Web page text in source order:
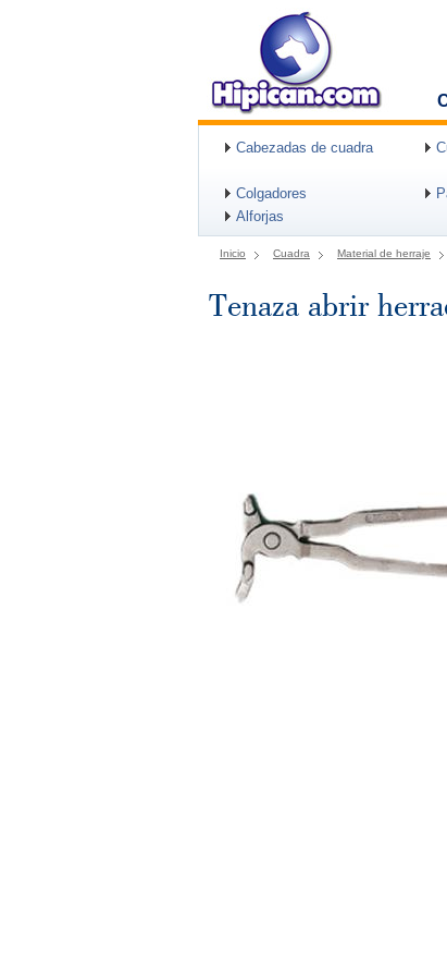
Cabezadas de cuadra
Colgadores
Alforjas
Inicio Cuadra Material de herraje
Tenaza abrir